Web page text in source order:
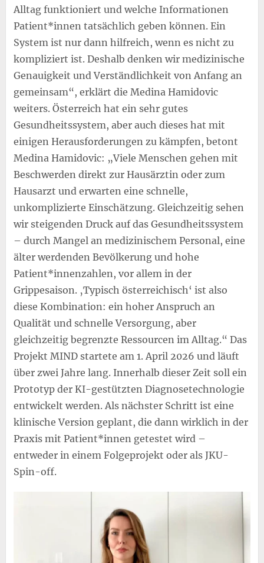
Alltag funktioniert und welche Informationen
Patient*innen tatsächlich geben können. Ein
System ist nur dann hilfreich, wenn es nicht zu
kompliziert ist. Deshalb denken wir medizinische
Genauigkeit und Verständlichkeit von Anfang an
gemeinsam“, erklärt die Medina Hamidovic
weiters. Österreich hat ein sehr gutes
Gesundheitssystem, aber auch dieses hat mit
einigen Herausforderungen zu kämpfen, betont
Medina Hamidovic: „Viele Menschen gehen mit
Beschwerden direkt zur Hausärztin oder zum
Hausarzt und erwarten eine schnelle,
unkomplizierte Einschätzung. Gleichzeitig sehen
wir steigenden Druck auf das Gesundheitssystem
– durch Mangel an medizinischem Personal, eine
älter werdenden Bevölkerung und hohe
Patient*innenzahlen, vor allem in der
Grippesaison. ‚Typisch österreichisch‘ ist also
diese Kombination: ein hoher Anspruch an
Qualität und schnelle Versorgung, aber
gleichzeitig begrenzte Ressourcen im Alltag.“ Das
Projekt MIND startete am 1. April 2026 und läuft
über zwei Jahre lang. Innerhalb dieser Zeit soll ein
Prototyp der KI-gestützten Diagnosetechnologie
entwickelt werden. Als nächster Schritt ist eine
klinische Version geplant, die dann wirklich in der
Praxis mit Patient*innen getestet wird –
entweder in einem Folgeprojekt oder als JKU-
Spin-off.